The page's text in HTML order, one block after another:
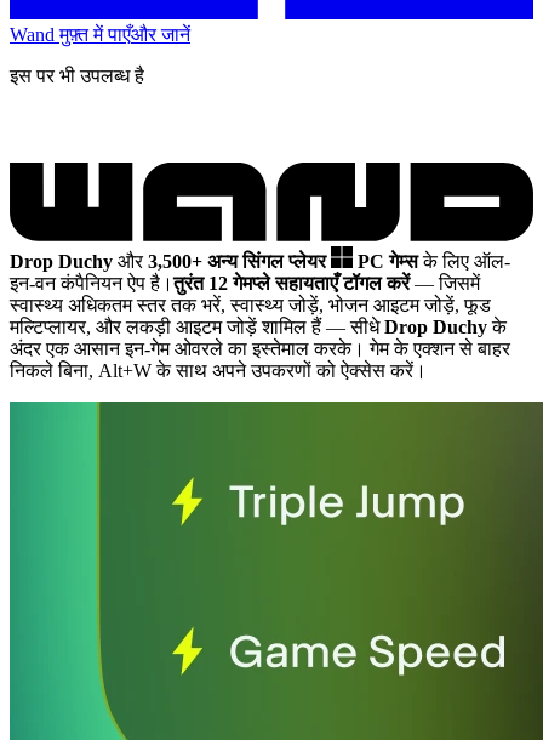
Wand मुफ़्त में पाएँऔर जानें
इस पर भी उपलब्ध है
Drop Duchy और3,500+ अन्य सिंगल प्लेयर PC गेम्सके लिए ऑल-
इन-वन कंपैनियन ऐप है।तुरंत 12 गेमप्ले सहायताएँ टॉगल करें— जिसमें
स्वास्थ्य अधिकतम स्तर तक भरें, स्वास्थ्य जोड़ें, भोजन आइटम जोड़ें, फूड
मल्टिप्लायर, और लकड़ी आइटम जोड़ें शामिल हैं — सीधेDrop Duchyके
अंदर एक आसान इन-गेम ओवरले का इस्तेमाल करके। गेम के एक्शन से बाहर
निकले बिना, Alt+W के साथ अपने उपकरणों को ऐक्सेस करें।